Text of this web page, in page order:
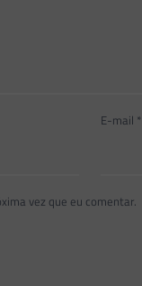
E-mail *
vez que eu comentar.